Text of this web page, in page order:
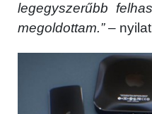
legegyszerűbb
megoldottam.”–